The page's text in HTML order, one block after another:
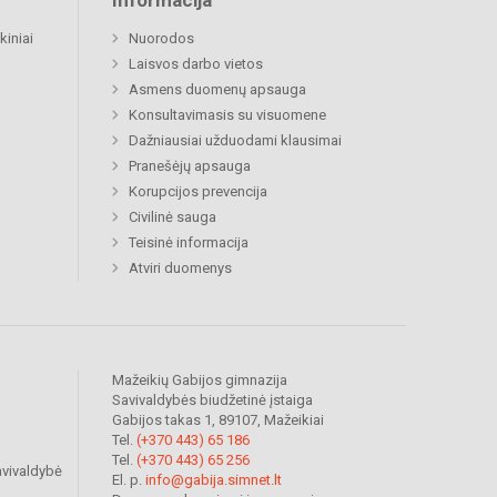
Nuorodos
Laisvos darbo vietos
Asmens duomenų apsauga
Konsultavimasis su visuomene
Dažniausiai užduodami klausimai
Pranešėjų apsauga
Korupcijos prevencija
Civilinė sauga
Teisinė informacija
Atviri duomenys
Mažeikių Gabijos gimnazija
Savivaldybės biudžetinė įstaiga
Gabijos takas 1, 89107, Mažeikiai
Tel. (+370 443) 65 186
Tel. (+370 443) 65 256
El. p. info@gabija.simnet.lt